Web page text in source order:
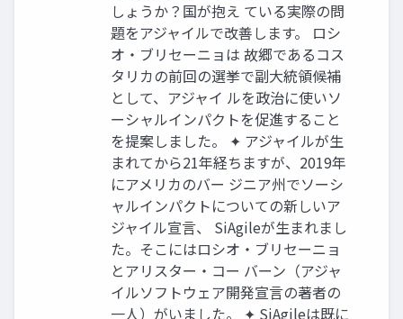
しょうか？国が抱え ている実際の問
題をアジャイルで改善します。 ロシ
オ・ブリセーニョは 故郷であるコス
タリカの前回の選挙で副大統領候補
として、アジャイ ルを政治に使いソ
ーシャルインパクトを促進すること
を提案しました。 ✦ アジャイルが生
まれてから21年経ちますが、2019年
にアメリカのバー ジニア州でソーシ
ャルインパクトについての新しいア
ジャイル宣言、 SiAgileが生まれまし
た。そこにはロシオ・ブリセーニョ
とアリスター・コー バーン（アジャ
イルソフトウェア開発宣言の著者の
一人）がいました。 ✦ SiAgileは既に